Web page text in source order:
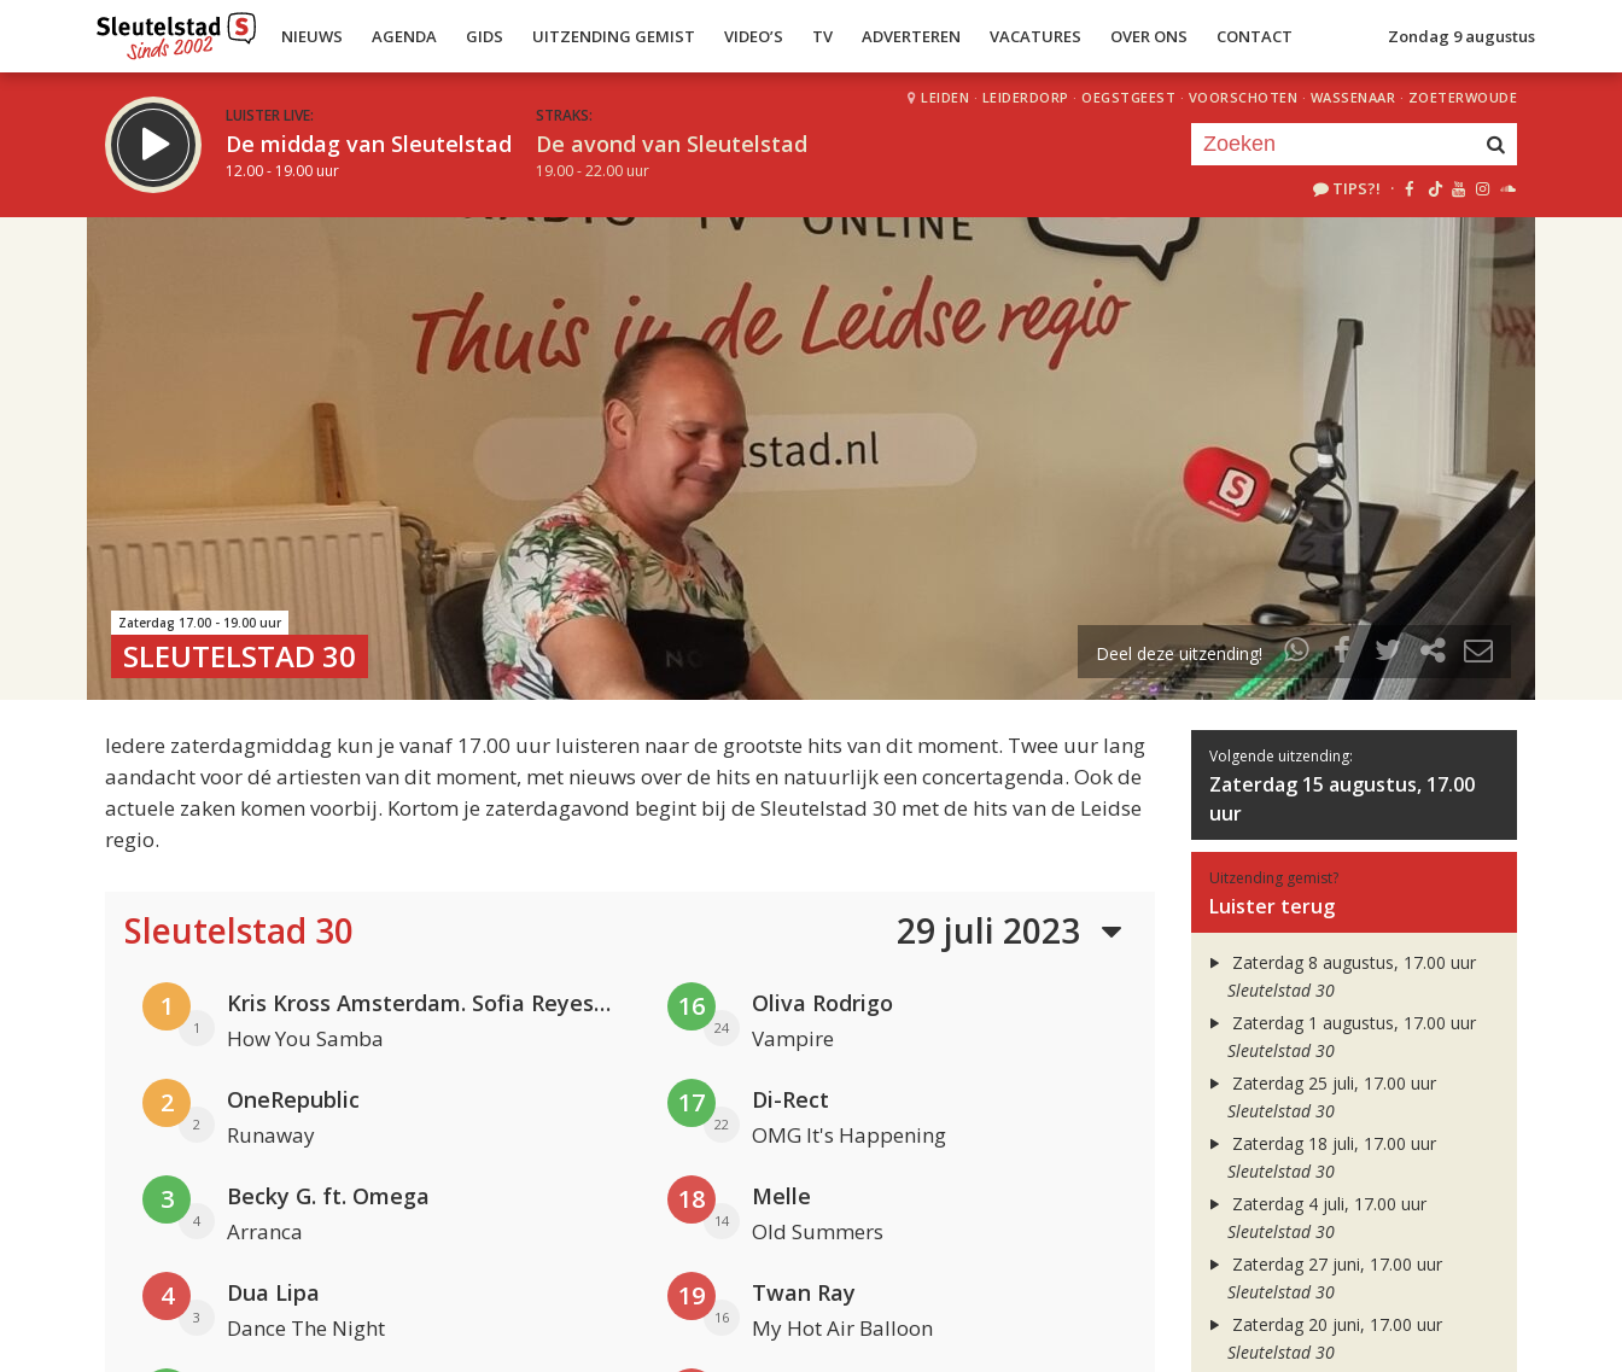
NIEUWS AGENDA GIDS UITZENDING GEMIST VIDEO’S TV ADVERTEREN VACATURES OVER ONS CONTACT Zondag 9 augustus
LUISTER LIVE:
De middag van Sleutelstad
12.00 - 19.00 uur
STRAKS:
De avond van Sleutelstad
19.00 - 22.00 uur
LEIDEN · LEIDERDORP · OEGSTGEEST · VOORSCHOTEN · WASSENAAR · ZOETERWOUDE
TIPS?! ·
uur 1 van 2
Volgend uur
Zaterdag 17.00 - 19.00 uur
SLEUTELSTAD 30 Deel deze uitzending!
Iedere zaterdagmiddag kun je vanaf 17.00 uur luisteren naar de grootste hits van dit moment. Twee uur lang
aandacht voor dé artiesten van dit moment, met nieuws over de hits en natuurlijk een concertagenda. Ook de
actuele zaken komen voorbij. Kortom je zaterdagavond begint bij de Sleutelstad 30 met de hits van de Leidse
regio.
Sleutelstad 30 29 juli 2023
1
1
Kris Kross Amsterdam. Sofia Reyes & Tinie Tempah
How You Samba
2
2
OneRepublic
Runaway
3
4
Becky G. ft. Omega
Arranca
4
3
Dua Lipa
Dance The Night
16
24
Oliva Rodrigo
Vampire
17
22
Di-Rect
OMG It's Happening
18
14
Melle
Old Summers
19
16
Twan Ray
My Hot Air Balloon
Volgende uitzending:
Zaterdag 15 augustus, 17.00
uur
Uitzending gemist?
Luister terug
Zaterdag 8 augustus, 17.00 uur
Sleutelstad 30
Zaterdag 1 augustus, 17.00 uur
Sleutelstad 30
Zaterdag 25 juli, 17.00 uur
Sleutelstad 30
Zaterdag 18 juli, 17.00 uur
Sleutelstad 30
Zaterdag 4 juli, 17.00 uur
Sleutelstad 30
Zaterdag 27 juni, 17.00 uur
Sleutelstad 30
Zaterdag 20 juni, 17.00 uur
Sleutelstad 30